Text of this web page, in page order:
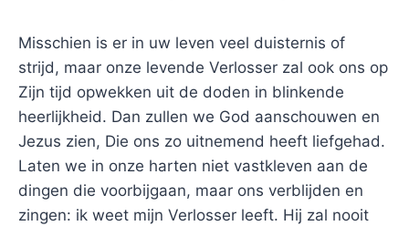
Misschien is er in uw leven veel duisternis of
strijd, maar onze levende Verlosser zal ook ons op
Zijn tijd opwekken uit de doden in blinkende
heerlijkheid. Dan zullen we God aanschouwen en
Jezus zien, Die ons zo uitnemend heeft liefgehad.
Laten we in onze harten niet vastkleven aan de
dingen die voorbijgaan, maar ons verblijden en
zingen: ik weet mijn Verlosser leeft. Hij zal nooit